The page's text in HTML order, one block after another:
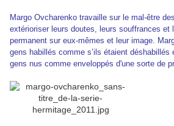
Margo Ovcharenko travaille sur le mal-être
extérioriser leurs doutes, leurs souffrances et
permanent sur eux-mêmes et leur image.
gens habillés comme s’ils étaient déshabillés
gens nus comme enveloppés d'une sorte de